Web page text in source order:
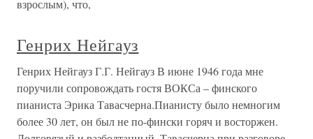
взрослым), что,
Генрих Нейгауз
Генрих Нейгауз Г.Г. Нейгауз В июне 1946 года мне
поручили сопровождать гостя ВОКСа – финского
пианиста Эрика Тавасчерна.Пианисту было немногим
более 30 лет, он был не по-фински горяч и восторжен.